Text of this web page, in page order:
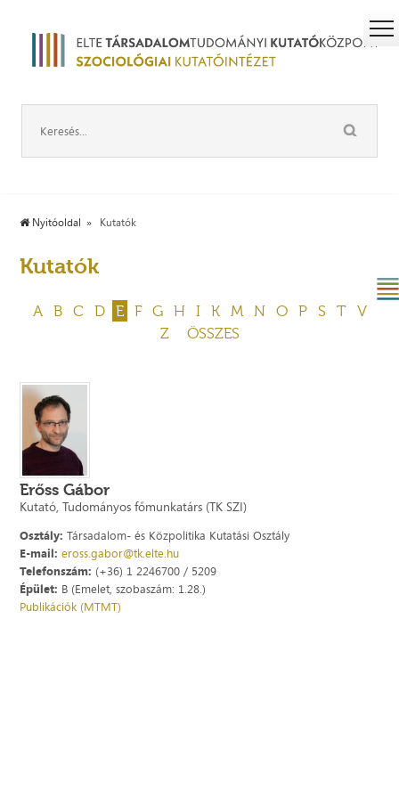
Nyitóoldal Kutatók
Kutatók
A B C D E F G H I K M N O P S T
V
Z
ÖSSZES
Erőss Gábor
Kutató, Tudományos főmunkatárs (TK SZI)
Osztály: Társadalom- és Közpolitika Kutatási Osztály
E-mail: eross.gabor@tk.elte.hu
Telefonszám: (+36) 1 2246700 / 5209
Épület: B (Emelet, szobaszám: 1.28.)
Publikációk (MTMT)